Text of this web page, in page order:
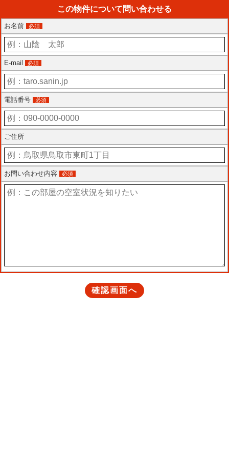
この物件について問い合わせる
お名前 必須
E-mail 必須
電話番号 必須
ご住所
お問い合わせ内容 必須